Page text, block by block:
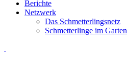
Berichte
Netzwerk
Das Schmetterlingsnetz
Schmetterlinge im Garten